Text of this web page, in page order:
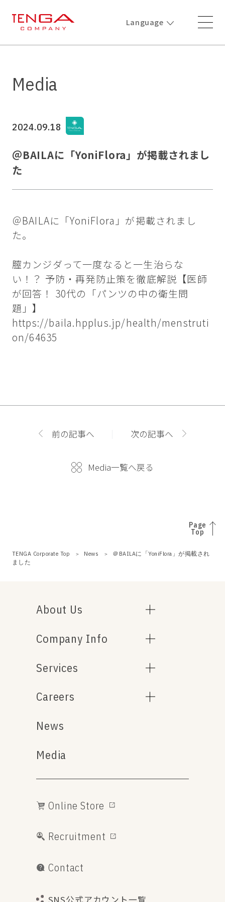
Language
Media
2024.09.18
＠BAILAに「YoniFlora」が掲載されまし
た
＠BAILAに「YoniFlora」が掲載されまし
た。
膣カンジダって一度なると一生治らな
い！？ 予防・再発防止策を徹底解説【医師
が回答！ 30代の「パンツの中の衛生問
題」】
https://baila.hpplus.jp/health/menstruti
on/64635
前の記事へ
Media一覧へ戻る
次の記事へ
Page
Top
TENGA Corporate Top News
＠BAILAに「YoniFlora」が掲載され
ました
Online Store
Recruitment
Contact
SNS公式アカウント一覧
About Us
Company Info
Services
Careers
News
Media